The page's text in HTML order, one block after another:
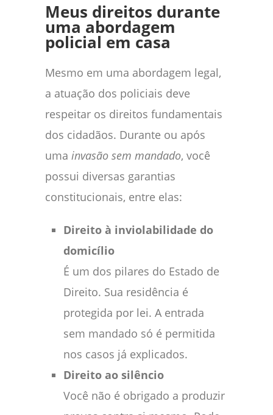
Meus direitos durante
uma abordagem
policial em casa
Mesmo em uma abordagem legal,
a atuação dos policiais deve
respeitar os direitos fundamentais
dos cidadãos. Durante ou após
uma invasão sem mandado, você
possui diversas garantias
constitucionais, entre elas:
Direito à inviolabilidade do
domicílio
É um dos pilares do Estado de
Direito. Sua residência é
protegida por lei. A entrada
sem mandado só é permitida
nos casos já explicados.
Direito ao silêncio
Você não é obrigado a produzir